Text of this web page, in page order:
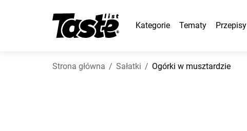
Kategorie Tematy Przepisy
Strona główna Sałatki Ogórki w musztardzie